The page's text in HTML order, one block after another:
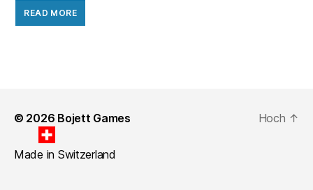
READ MORE
© 2026 Bojett Games
Made in Switzerland
Hoch ↑